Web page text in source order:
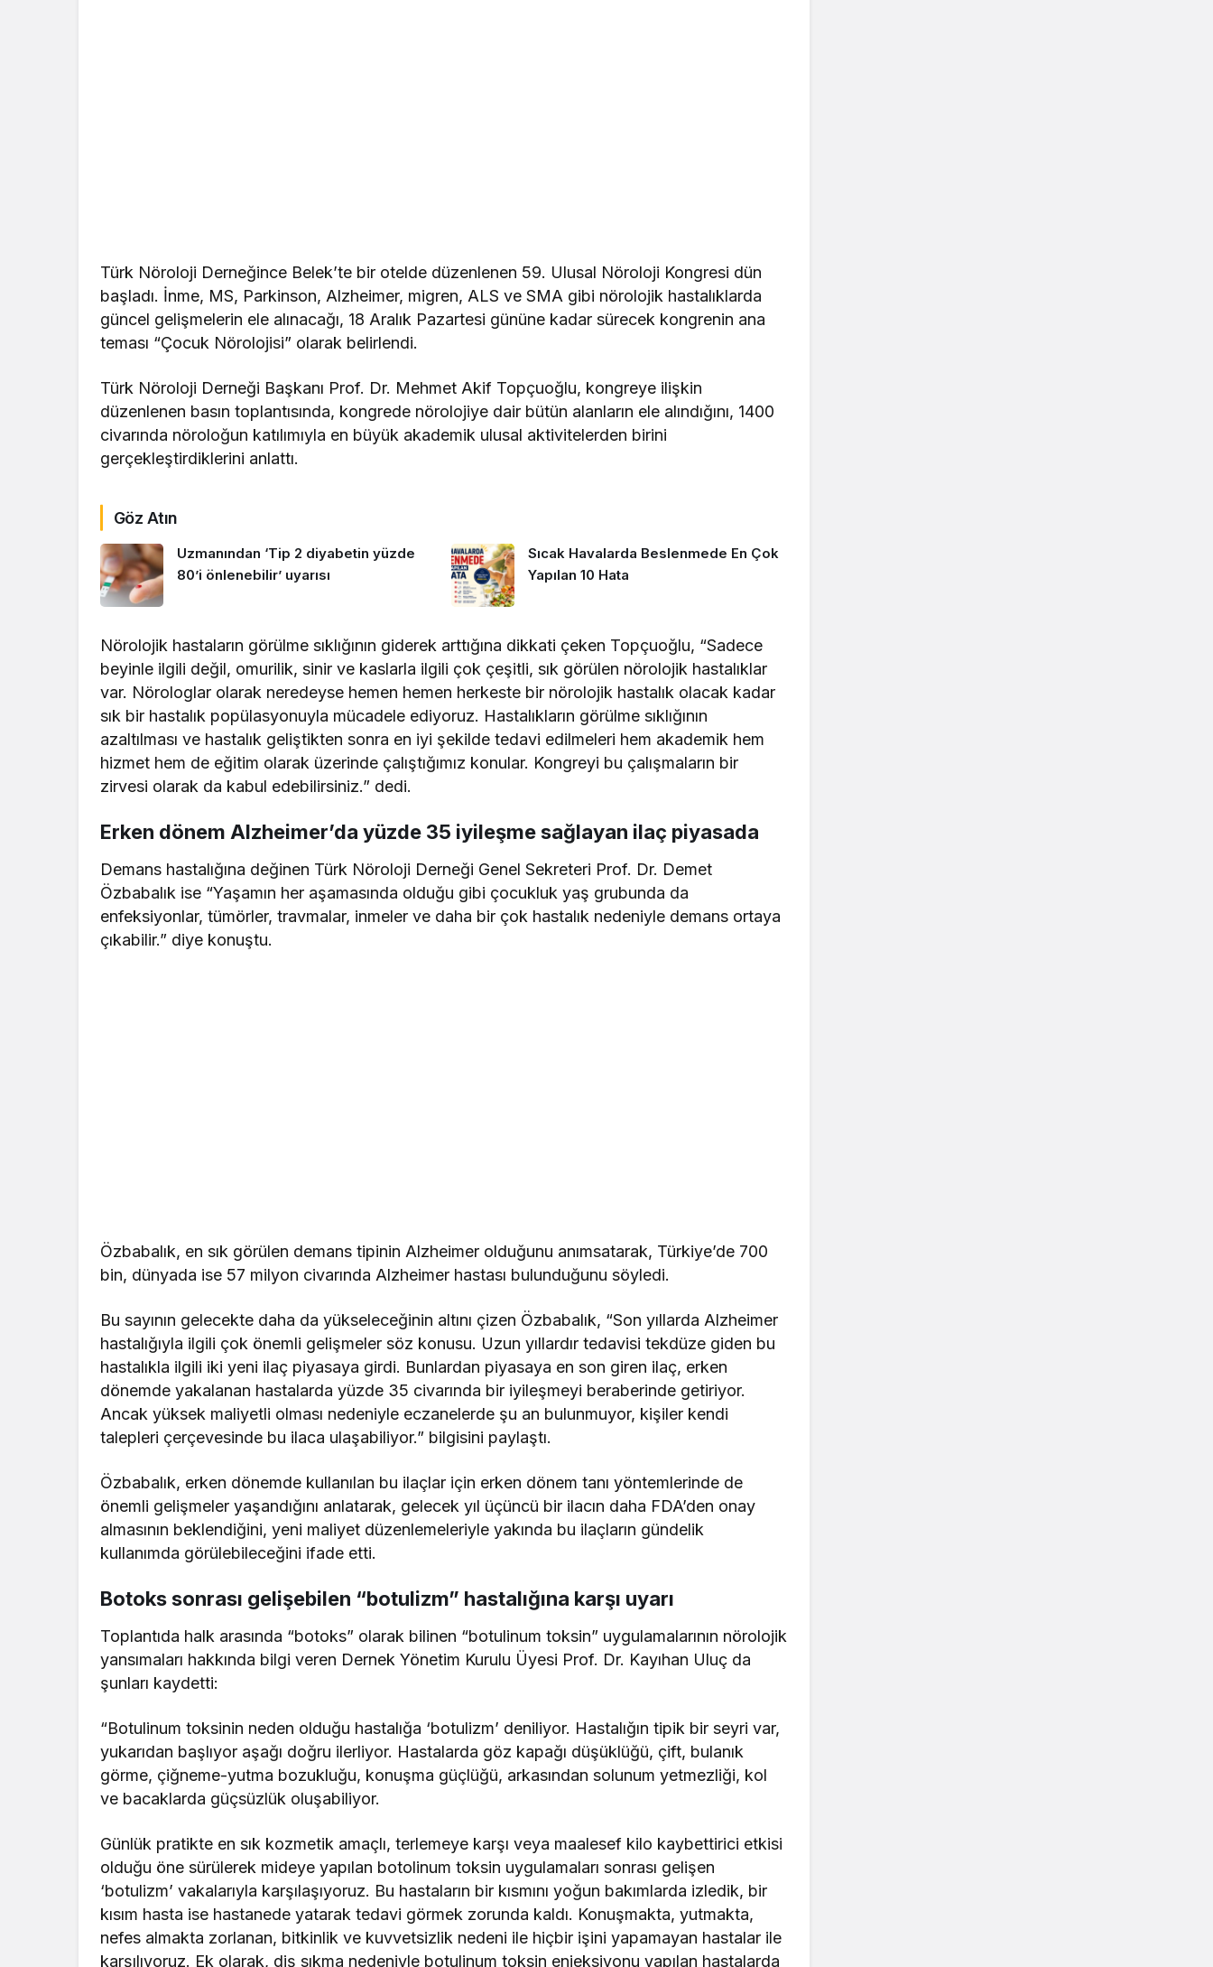
Türk Nöroloji Derneğince Belek’te bir otelde düzenlenen 59. Ulusal Nöroloji Kongresi dün
başladı. İnme, MS, Parkinson, Alzheimer, migren, ALS ve SMA gibi nörolojik hastalıklarda
güncel gelişmelerin ele alınacağı, 18 Aralık Pazartesi gününe kadar sürecek kongrenin ana
teması “Çocuk Nörolojisi” olarak belirlendi.
Türk Nöroloji Derneği Başkanı Prof. Dr. Mehmet Akif Topçuoğlu, kongreye ilişkin
düzenlenen basın toplantısında, kongrede nörolojiye dair bütün alanların ele alındığını, 1400
civarında nöroloğun katılımıyla en büyük akademik ulusal aktivitelerden birini
gerçekleştirdiklerini anlattı.
Göz Atın
Uzmanından ‘Tip 2 diyabetin yüzde
80’i önlenebilir’ uyarısı
Sıcak Havalarda Beslenmede En Çok
Yapılan 10 Hata
Nörolojik hastaların görülme sıklığının giderek arttığına dikkati çeken Topçuoğlu, “Sadece
beyinle ilgili değil, omurilik, sinir ve kaslarla ilgili çok çeşitli, sık görülen nörolojik hastalıklar
var. Nörologlar olarak neredeyse hemen hemen herkeste bir nörolojik hastalık olacak kadar
sık bir hastalık popülasyonuyla mücadele ediyoruz. Hastalıkların görülme sıklığının
azaltılması ve hastalık geliştikten sonra en iyi şekilde tedavi edilmeleri hem akademik hem
hizmet hem de eğitim olarak üzerinde çalıştığımız konular. Kongreyi bu çalışmaların bir
zirvesi olarak da kabul edebilirsiniz.” dedi.
Erken dönem Alzheimer’da yüzde 35 iyileşme sağlayan ilaç piyasada
Demans hastalığına değinen Türk Nöroloji Derneği Genel Sekreteri Prof. Dr. Demet
Özbabalık ise “Yaşamın her aşamasında olduğu gibi çocukluk yaş grubunda da
enfeksiyonlar, tümörler, travmalar, inmeler ve daha bir çok hastalık nedeniyle demans ortaya
çıkabilir.” diye konuştu.
Özbabalık, en sık görülen demans tipinin Alzheimer olduğunu anımsatarak, Türkiye’de 700
bin, dünyada ise 57 milyon civarında Alzheimer hastası bulunduğunu söyledi.
Bu sayının gelecekte daha da yükseleceğinin altını çizen Özbabalık, “Son yıllarda Alzheimer
hastalığıyla ilgili çok önemli gelişmeler söz konusu. Uzun yıllardır tedavisi tekdüze giden bu
hastalıkla ilgili iki yeni ilaç piyasaya girdi. Bunlardan piyasaya en son giren ilaç, erken
dönemde yakalanan hastalarda yüzde 35 civarında bir iyileşmeyi beraberinde getiriyor.
Ancak yüksek maliyetli olması nedeniyle eczanelerde şu an bulunmuyor, kişiler kendi
talepleri çerçevesinde bu ilaca ulaşabiliyor.” bilgisini paylaştı.
Özbabalık, erken dönemde kullanılan bu ilaçlar için erken dönem tanı yöntemlerinde de
önemli gelişmeler yaşandığını anlatarak, gelecek yıl üçüncü bir ilacın daha FDA’den onay
almasının beklendiğini, yeni maliyet düzenlemeleriyle yakında bu ilaçların gündelik
kullanımda görülebileceğini ifade etti.
Botoks sonrası gelişebilen “botulizm” hastalığına karşı uyarı
Toplantıda halk arasında “botoks” olarak bilinen “botulinum toksin” uygulamalarının nörolojik
yansımaları hakkında bilgi veren Dernek Yönetim Kurulu Üyesi Prof. Dr. Kayıhan Uluç da
şunları kaydetti:
“Botulinum toksinin neden olduğu hastalığa ‘botulizm’ deniliyor. Hastalığın tipik bir seyri var,
yukarıdan başlıyor aşağı doğru ilerliyor. Hastalarda göz kapağı düşüklüğü, çift, bulanık
görme, çiğneme-yutma bozukluğu, konuşma güçlüğü, arkasından solunum yetmezliği, kol
ve bacaklarda güçsüzlük oluşabiliyor.
Günlük pratikte en sık kozmetik amaçlı, terlemeye karşı veya maalesef kilo kaybettirici etkisi
olduğu öne sürülerek mideye yapılan botolinum toksin uygulamaları sonrası gelişen
‘botulizm’ vakalarıyla karşılaşıyoruz. Bu hastaların bir kısmını yoğun bakımlarda izledik, bir
kısım hasta ise hastanede yatarak tedavi görmek zorunda kaldı. Konuşmakta, yutmakta,
nefes almakta zorlanan, bitkinlik ve kuvvetsizlik nedeni ile hiçbir işini yapamayan hastalar ile
karşılıyoruz. Ek olarak, diş sıkma nedeniyle botulinum toksin enjeksiyonu yapılan hastalarda